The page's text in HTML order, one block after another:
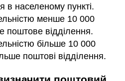
в населеному пункті.
менше 10 000
поштове відділення.
більше 10 000
поштові відділення.